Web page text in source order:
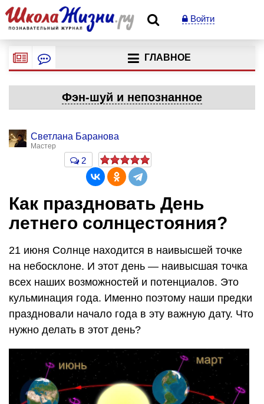
Войти
ГЛАВНОЕ
Фэн-шуй и непознанное
Светлана Баранова
Мастер
2
Как праздновать День
летнего солнцестояния?
21 июня Солнце находится в наивысшей точке
на небосклоне. И этот день — наивысшая точка
всех наших возможностей и потенциалов. Это
кульминация года. Именно поэтому наши предки
праздновали начало года в эту важную дату. Что
нужно делать в этот день?